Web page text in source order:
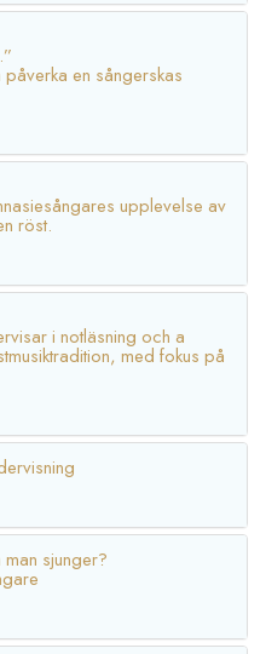
en sångerskas
upplevelse av
röst.
i notläsning och a
med fokus på
sjunger?